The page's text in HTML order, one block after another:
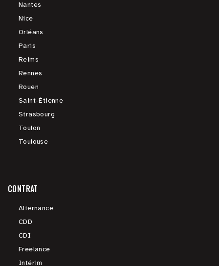
Nantes
Nice
Orléans
Paris
Reims
Rennes
Rouen
Saint-Étienne
Strasbourg
Toulon
Toulouse
CONTRAT
Alternance
CDD
CDI
Freelance
Intérim